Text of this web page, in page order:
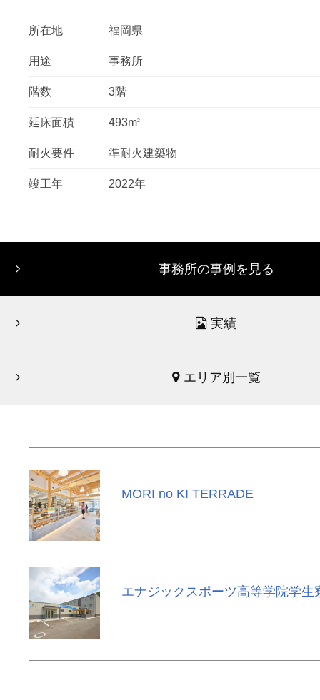
所在地 福岡県
用途 事務所
階数 3階
延床面積 493m2
耐火要件 準耐火建築物
竣工年 2022年
事務所の事例を見る
実績
エリア別一覧
MORI no KI TERRADE
エナジックスポーツ高等学院学生